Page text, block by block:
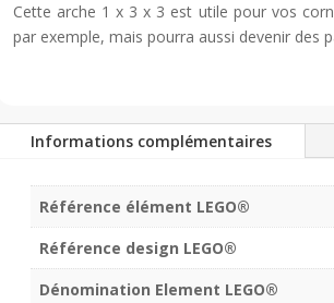
Cette arche 1 x 3 x 3 est utile pour vos
par exemple, mais pourra aussi devenir des
Informations complémentaires
Référence élément LEGO®
Référence design LEGO®
Dénomination Element LEGO®